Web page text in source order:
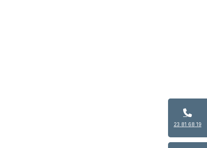
23 81 68 19